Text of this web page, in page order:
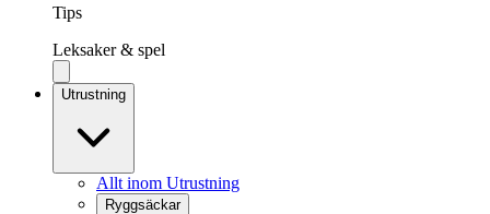
Tips
Leksaker & spel
Utrustning
Allt inom Utrustning
Ryggsäckar